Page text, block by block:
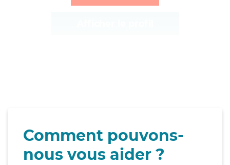
Comment pouvons-
nous vous aider ?